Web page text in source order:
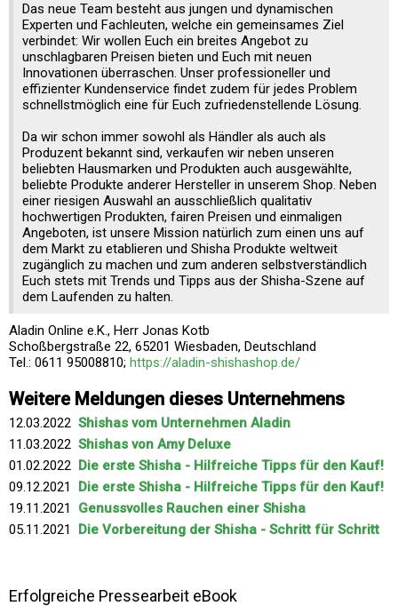
Das neue Team besteht aus jungen und dynamischen
Experten und Fachleuten, welche ein gemeinsames Ziel
verbindet: Wir wollen Euch ein breites Angebot zu
unschlagbaren Preisen bieten und Euch mit neuen
Innovationen überraschen. Unser professioneller und
effizienter Kundenservice findet zudem für jedes Problem
schnellstmöglich eine für Euch zufriedenstellende Lösung.
Da wir schon immer sowohl als Händler als auch als
Produzent bekannt sind, verkaufen wir neben unseren
beliebten Hausmarken und Produkten auch ausgewählte,
beliebte Produkte anderer Hersteller in unserem Shop. Neben
einer riesigen Auswahl an ausschließlich qualitativ
hochwertigen Produkten, fairen Preisen und einmaligen
Angeboten, ist unsere Mission natürlich zum einen uns auf
dem Markt zu etablieren und Shisha Produkte weltweit
zugänglich zu machen und zum anderen selbstverständlich
Euch stets mit Trends und Tipps aus der Shisha-Szene auf
dem Laufenden zu halten.
Aladin Online e.K., Herr Jonas Kotb
Schoßbergstraße 22, 65201 Wiesbaden, Deutschland
Tel.: 0611 95008810; https://aladin-shishashop.de/
Weitere Meldungen dieses Unternehmens
12.03.2022 Shishas vom Unternehmen Aladin
11.03.2022 Shishas von Amy Deluxe
01.02.2022 Die erste Shisha - Hilfreiche Tipps für den Kauf!
09.12.2021 Die erste Shisha - Hilfreiche Tipps für den Kauf!
19.11.2021 Genussvolles Rauchen einer Shisha
05.11.2021 Die Vorbereitung der Shisha - Schritt für Schritt
Erfolgreiche Pressearbeit eBook